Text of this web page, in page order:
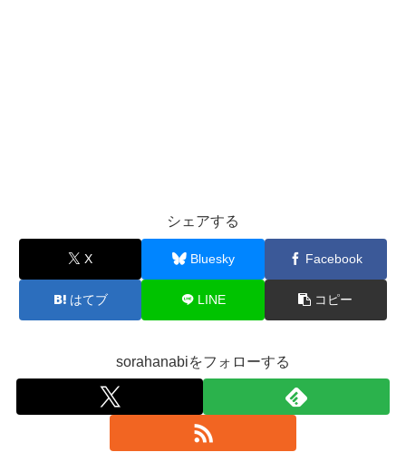
シェアする
X Bluesky Facebook
はてブ LINE コピー
sorahanabiをフォローする